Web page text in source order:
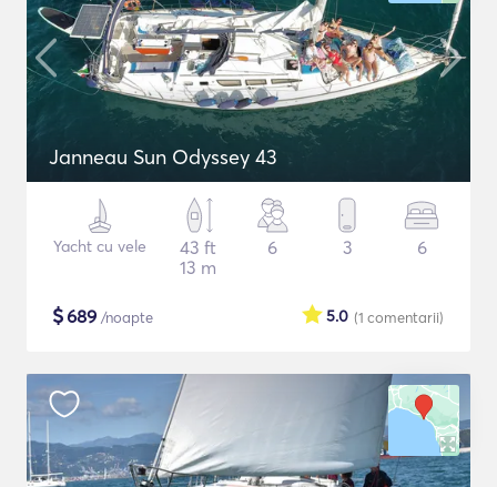
Janneau Sun Odyssey 43
Yacht cu vele
43 ft
13 m
6 3 6
$689 /noapte (1 comentarii)
5.0